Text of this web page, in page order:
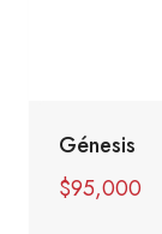
Génesis
$95,000